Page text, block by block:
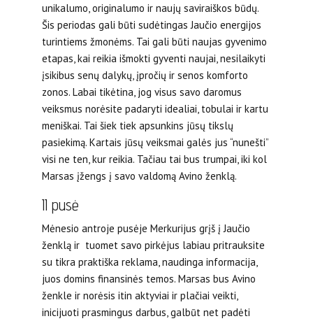
unikalumo, originalumo ir naujų saviraiškos būdų.
Šis periodas gali būti sudėtingas Jaučio energijos
turintiems žmonėms. Tai gali būti naujas gyvenimo
etapas, kai reikia išmokti gyventi naujai, nesilaikyti
įsikibus senų dalykų, įpročių ir senos komforto
zonos. Labai tikėtina, jog visus savo daromus
veiksmus norėsite padaryti idealiai, tobulai ir kartu
meniškai. Tai šiek tiek apsunkins jūsų tikslų
pasiekimą. Kartais jūsų veiksmai galės jus “nunešti”
visi ne ten, kur reikia. Tačiau tai bus trumpai, iki kol
Marsas įžengs į savo valdomą Avino ženklą.
II pusė
Mėnesio antroje pusėje Merkurijus grįš į Jaučio
ženklą ir tuomet savo pirkėjus labiau pritrauksite
su tikra praktiška reklama, naudinga informacija,
juos domins finansinės temos. Marsas bus Avino
ženkle ir norėsis itin aktyviai ir plačiai veikti,
inicijuoti prasmingus darbus, galbūt net padėti